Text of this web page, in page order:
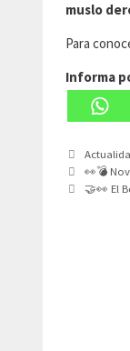
muslo
Para
Informa
👀💣
🤝👀 El